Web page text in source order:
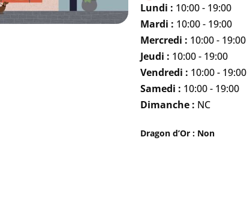
Lundi : 10:00 - 19:00
Mardi : 10:00 - 19:00
Mercredi : 10:00 - 19:00
Jeudi : 10:00 - 19:00
Vendredi : 10:00 - 19:00
Samedi : 10:00 - 19:00
Dimanche : NC
Dragon d’Or : Non